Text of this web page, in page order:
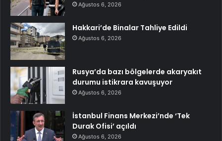
Ağustos 6, 2026
Hakkari’de Binalar Tahliye Edildi
Ağustos 6, 2026
Rusya’da bazı bölgelerde akaryakıt
durumu istikrara kavuşuyor
Ağustos 6, 2026
İstanbul Finans Merkezi’nde ‘Tek
Durak Ofisi’ açıldı
Ağustos 6, 2026